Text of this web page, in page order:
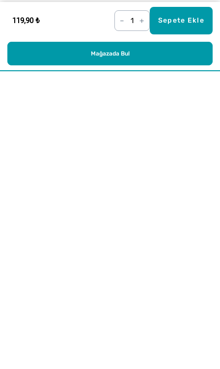
119,90 ₺ – + Sepete Ekle
Mağazada Bul